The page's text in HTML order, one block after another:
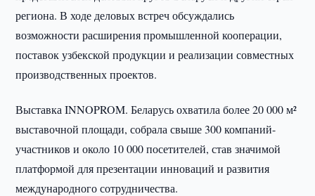
региона. В ходе деловых встреч обсуждались
возможности расширения промышленной кооперации,
поставок узбекской продукции и реализации совместных
производственных проектов.
Выставка INNOPROM. Беларусь охватила более 20 000 м²
выставочной площади, собрала свыше 300 компаний-
участников и около 10 000 посетителей, став значимой
платформой для презентации инноваций и развития
международного сотрудничества.